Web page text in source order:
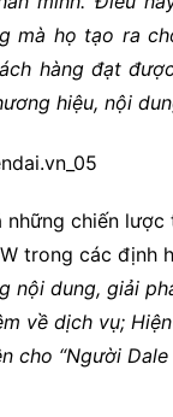
mà họ tạo ra
hàng đạt
hiệu, nội
chiến
trong các định
nội dung, giải
về dịch vụ;
cho “Người Dale